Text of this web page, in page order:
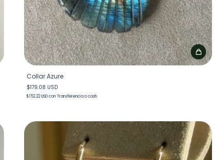
Collar Azure
$179.08 USD
$152.22 USDcon Transferencia o cash